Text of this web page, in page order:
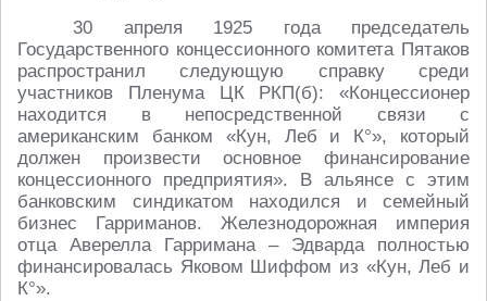
30 апреля 1925 года председатель
Государственного концессионного комитета Пятаков
распространил следующую справку среди
участников Пленума ЦК РКП(б): «Концессионер
находится в непосредственной связи с
американским банком «Кун, Леб и К°», который
должен произвести основное финансирование
концессионного предприятия». В альянсе с этим
банковским синдикатом находился и семейный
бизнес Гарриманов. Железнодорожная империя
отца Аверелла Гарримана – Эдварда полностью
финансировалась Яковом Шиффом из «Кун, Леб и
К°».